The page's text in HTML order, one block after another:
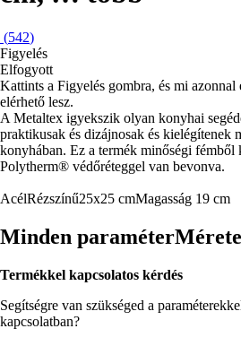
(542)
Figyelés
Elfogyott
Kattints a Figyelés gombra, és mi
elérhető lesz.
A Metaltex igyekszik olyan konyhai
praktikusak és dizájnosak és kielégítenek
konyhában. Ez a termék minőségi
Polytherm® védőréteggel van bevonva.
AcélRézszínű25x25 cmMagasság 19 cm
Minden paraméter
Termékkel kapcsolatos kérdés
Segítségre van szükséged a
kapcsolatban?